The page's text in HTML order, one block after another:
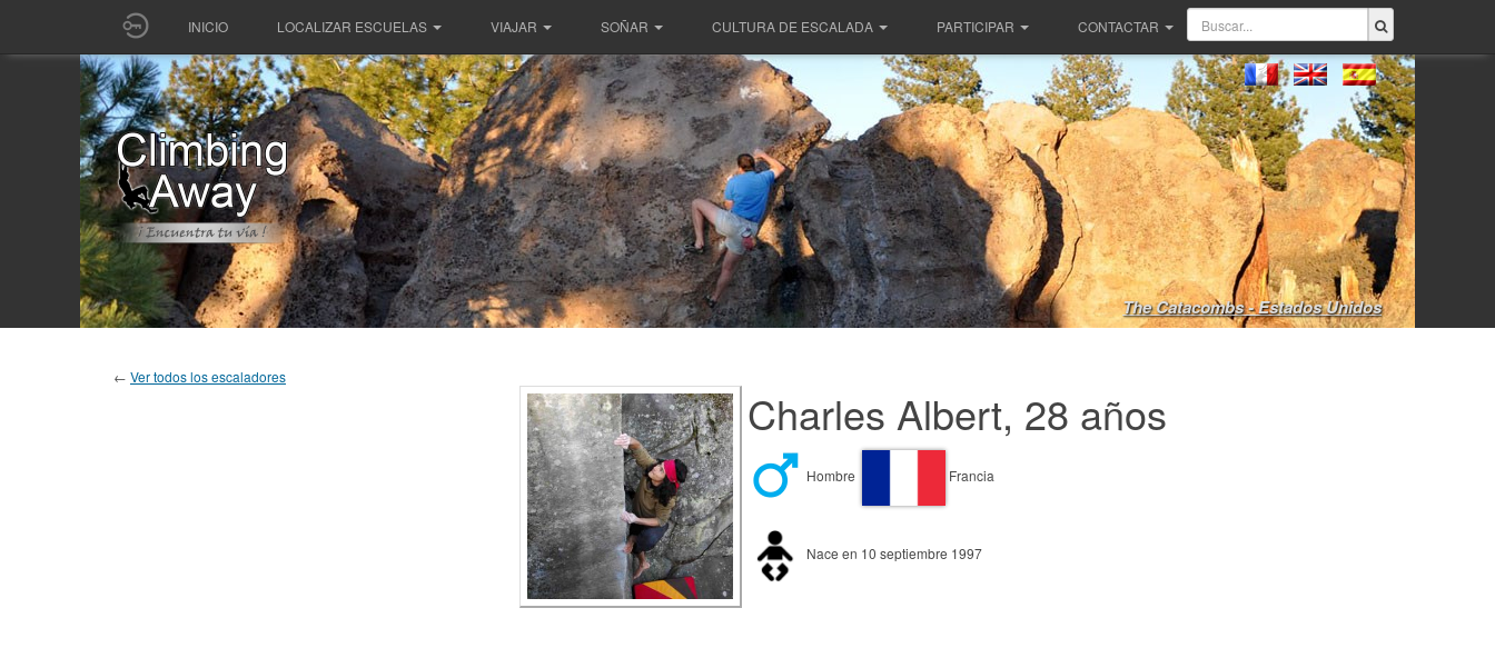
INICIO LOCALIZAR ESCUELAS VIAJAR SOÑAR CULTURA DE ESCALADA PARTICIPAR CONTACTAR
The Catacombs - Estados Unidos
← Ver todos los escaladores
Charles Albert, 28 años
Hombre Francia
Nace en 10 septiembre 1997